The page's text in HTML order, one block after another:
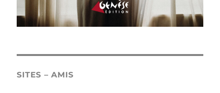
SITES – AMIS